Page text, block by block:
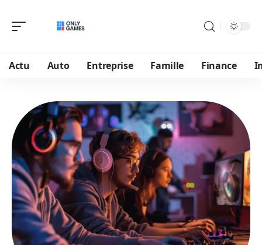
Actu Auto Entreprise Famille Finance